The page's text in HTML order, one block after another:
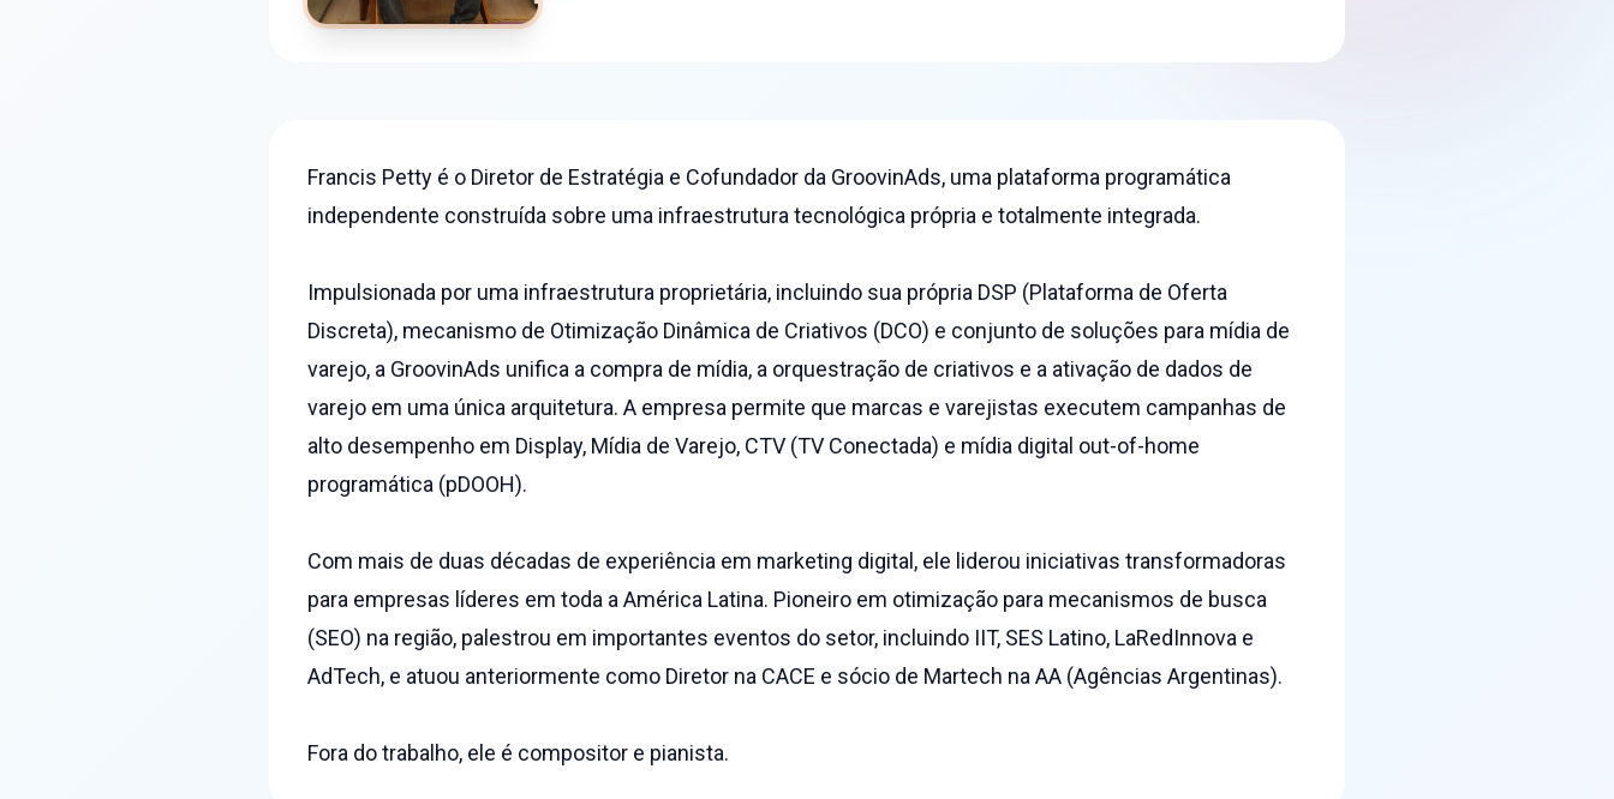
Francis Petty é o Diretor de Estratégia e Cofundador da GroovinAds, uma plataforma programática
independente construída sobre uma infraestrutura tecnológica própria e totalmente integrada.
Impulsionada por uma infraestrutura proprietária, incluindo sua própria DSP (Plataforma de Oferta
Discreta), mecanismo de Otimização Dinâmica de Criativos (DCO) e conjunto de soluções para mídia de
varejo, a GroovinAds unifica a compra de mídia, a orquestração de criativos e a ativação de dados de
varejo em uma única arquitetura. A empresa permite que marcas e varejistas executem campanhas de
alto desempenho em Display, Mídia de Varejo, CTV (TV Conectada) e mídia digital out-of-home
programática (pDOOH).
Com mais de duas décadas de experiência em marketing digital, ele liderou iniciativas transformadoras
para empresas líderes em toda a América Latina. Pioneiro em otimização para mecanismos de busca
(SEO) na região, palestrou em importantes eventos do setor, incluindo IIT, SES Latino, LaRedInnova e
AdTech, e atuou anteriormente como Diretor na CACE e sócio de Martech na AA (Agências Argentinas).
Fora do trabalho, ele é compositor e pianista.